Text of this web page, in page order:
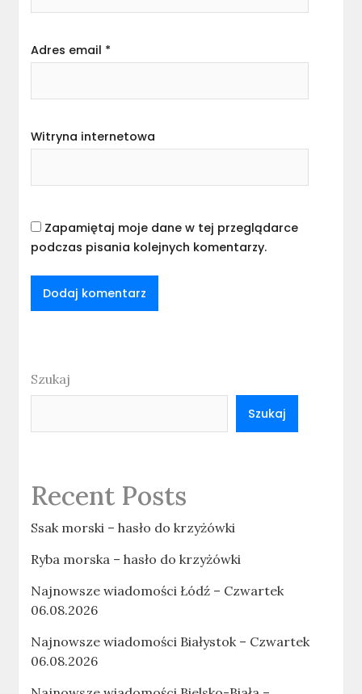
Adres email *
Witryna internetowa
Zapamiętaj moje dane w tej przeglądarce
podczas pisania kolejnych komentarzy.
Szukaj
Szukaj
Recent Posts
Ssak morski – hasło do krzyżówki
Ryba morska – hasło do krzyżówki
Najnowsze wiadomości Łódź – Czwartek
06.08.2026
Najnowsze wiadomości Białystok – Czwartek
06.08.2026